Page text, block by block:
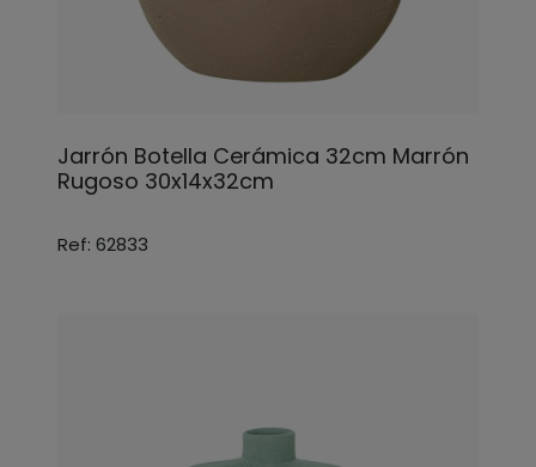
Jarrón Botella Cerámica 32cm Marrón
Rugoso 30x14x32cm
Ref: 62833